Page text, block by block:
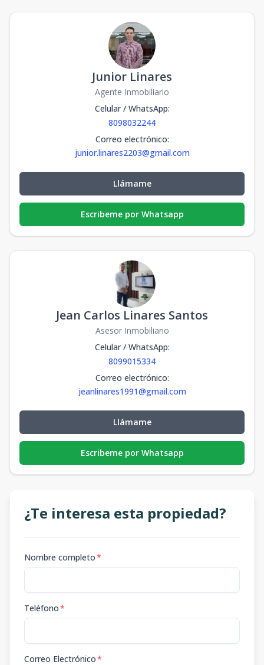
Junior Linares
Agente Inmobiliario
Celular / WhatsApp:
8098032244
Correo electrónico:
junior.linares2203@gmail.com
Llámame
Escribeme por Whatsapp
Jean Carlos Linares Santos
Asesor Inmobiliario
Celular / WhatsApp:
8099015334
Correo electrónico:
jeanlinares1991@gmail.com
Llámame
Escribeme por Whatsapp
¿Te interesa esta propiedad?
Nombre completo*
Teléfono*
Correo Electrónico*